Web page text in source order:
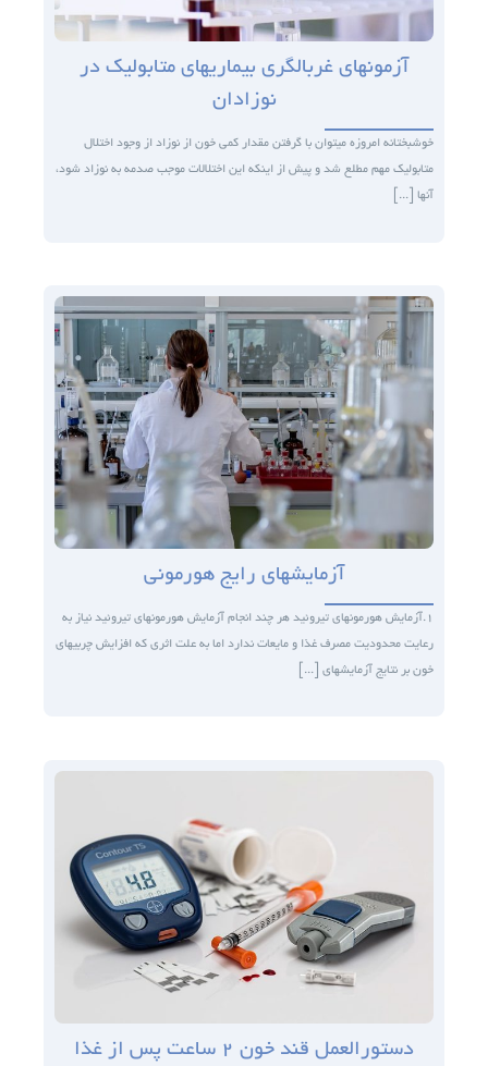
آزمون­های غربالگری بیماری­های متابولیک در
نوزادان
خوشبختانه امروزه می­توان با گرفتن مقدار کمی خون از نوزاد از وجود اختلال
متابولیک مهم مطلع شد و پیش از اینکه این اختلالات موجب صدمه به نوزاد شود،
آن­ها [...]
آزمایش­های رایج هورمونی
۱.آزمایش هورمون­های تیروئید هر چند انجام آزمایش هورمون­های تیروئید نیاز به
رعایت محدودیت مصرف غذا و مایعات ندارد اما به علت اثری که افزایش چربی­های
خون بر نتایج آزمایش­های [...]
دستورالعمل قند خون ۲ ساعت پس از غذا